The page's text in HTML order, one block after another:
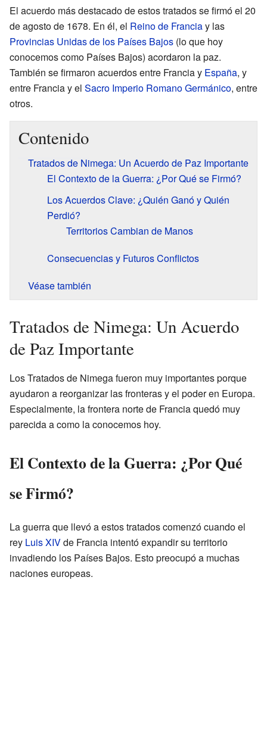
El acuerdo más destacado de estos tratados se firmó el 20
de agosto de 1678. En él, el Reino de Franciay las
Provincias Unidas de los Países Bajos (lo que hoy
conocemos como Países Bajos) acordaron la paz.
También se firmaron acuerdos entre Francia y España, y
entre Francia y el Sacro Imperio Romano Germánico, entre
otros.
Contenido
Tratados de Nimega: Un Acuerdo de Paz Importante
El Contexto de la Guerra: ¿Por Qué se Firmó?
Los Acuerdos Clave: ¿Quién Ganó y Quién
Perdió?
Territorios Cambian de Manos
Consecuencias y Futuros Conflictos
Véase también
Tratados de Nimega: Un Acuerdo
de Paz Importante
Los Tratados de Nimega fueron muy importantes porque
ayudaron a reorganizar las fronteras y el poder en Europa.
Especialmente, la frontera norte de Francia quedó muy
parecida a como la conocemos hoy.
El Contexto de la Guerra: ¿Por Qué
se Firmó?
La guerra que llevó a estos tratados comenzó cuando el
rey Luis XIVde Francia intentó expandir su territorio
invadiendo los Países Bajos. Esto preocupó a muchas
naciones europeas.